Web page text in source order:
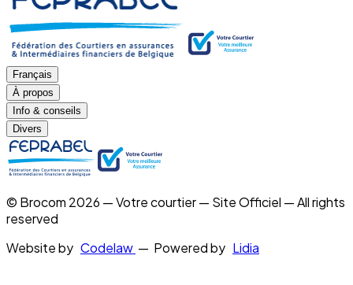
Français
À propos
Info & conseils
Divers
© Brocom 2026 — Votre courtier — Site Officiel — All rights
reserved
Website by Codelaw — Powered by Lidia